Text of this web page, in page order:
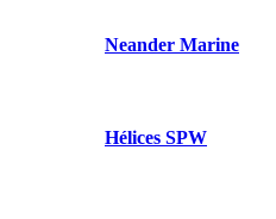
Neander Marine
Hélices SPW